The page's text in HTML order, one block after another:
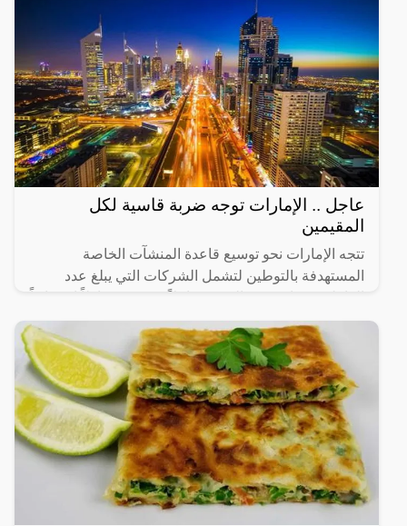
عاجل .. الإمارات توجه ضربة قاسية لكل
المقيمين
تتجه الإمارات نحو توسيع قاعدة المنشآت الخاصة
المستهدفة بالتوطين لتشمل الشركات التي يبلغ عدد
رئيساً تم